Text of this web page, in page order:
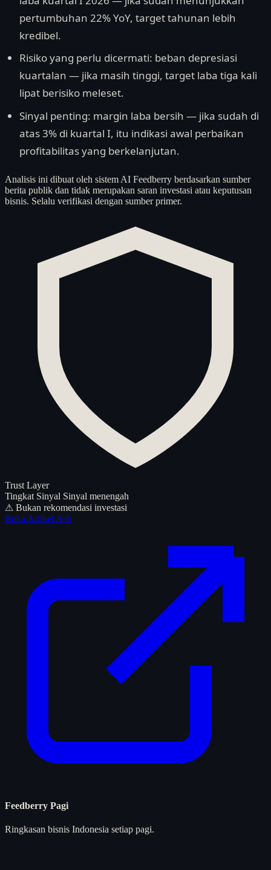
pertumbuhan 22% YoY, target tahunan lebih
kredibel.
Risiko yang perlu dicermati: beban depresiasi
kuartalan — jika masih tinggi, target laba tiga kali
lipat berisiko meleset.
Sinyal penting: margin laba bersih — jika sudah di
atas 3% di kuartal I, itu indikasi awal perbaikan
profitabilitas yang berkelanjutan.
Analisis ini dibuat oleh sistem AI Feedberry berdasarkan sumber
berita publik dan tidak merupakan saran investasi atau keputusan
bisnis. Selalu verifikasi dengan sumber primer.
Trust Layer
Tingkat Sinyal Sinyal menengah
⚠ Bukan rekomendasi investasi
Buka Artikel Asli
Feedberry Pagi
Ringkasan bisnis Indonesia setiap pagi.